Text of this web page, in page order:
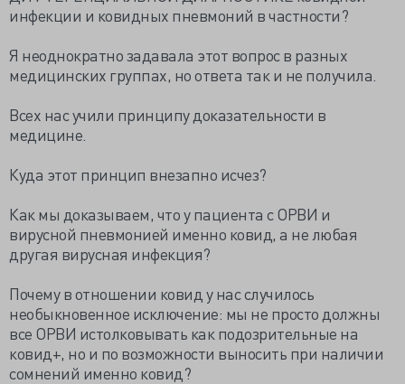
инфекции и ковидных пневмоний в частности?
Я неоднократно задавала этот вопрос в разных
медицинских группах, но ответа так и не получила.
Всех нас учили принципу доказательности в
медицине.
Куда этот принцип внезапно исчез?
Как мы доказываем, что у пациента с ОРВИ и
вирусной пневмонией именно ковид, а не любая
другая вирусная инфекция?
Почему в отношении ковид у нас случилось
необыкновенное исключение: мы не просто должны
все ОРВИ истолковывать как подозрительные на
ковид+, но и по возможности выносить при наличии
сомнений именно ковид?